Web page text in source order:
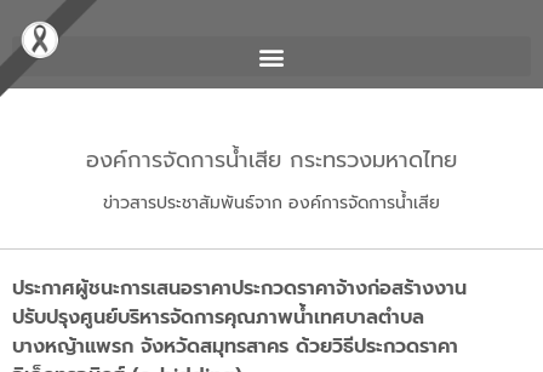
องค์การจัดการน้ำเสีย กระทรวงมหาดไทย
ข่าวสารประชาสัมพันธ์จาก องค์การจัดการน้ำเสีย
ประกาศผู้ชนะการเสนอราคาประกวดราคาจ้างก่อสร้างงาน
ปรับปรุงศูนย์บริหารจัดการคุณภาพน้ำเทศบาลตำบล
บางหญ้าแพรก จังหวัดสมุทรสาคร ด้วยวิธีประกวดราคา